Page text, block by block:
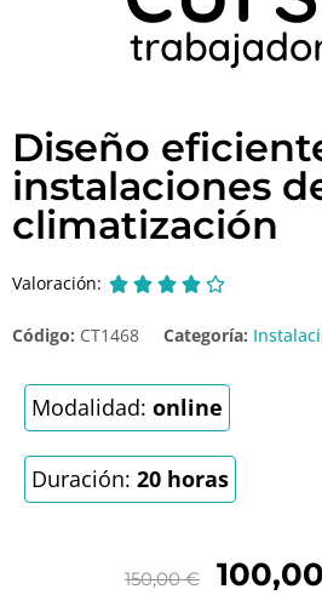
Diseño
instalaciones
climatización
Valoración:     
Código: CT1468 Categoría:
Modalidad: online
Duración: 20 horas
150,00€ 100,00